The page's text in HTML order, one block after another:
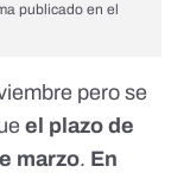
publicado en el
pero se
el plazo de
marzo. En